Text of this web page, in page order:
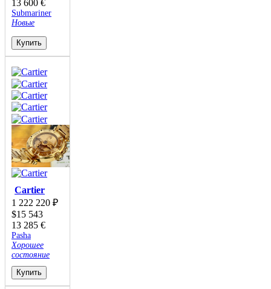
13 600 €
Submariner
Новые
Купить
Cartier
1 222 220 ₽
$15 543
13 285 €
Pasha
Хорошее
состояние
Купить